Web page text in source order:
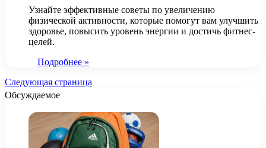
Узнайте эффективные советы по увеличению
физической активности, которые помогут вам улучшить
здоровье, повысить уровень энергии и достичь фитнес-
целей.
Подробнее »
Следующая страница
Обсуждаемое